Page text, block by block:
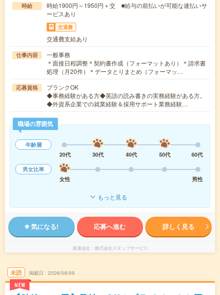
時給
時給1900円～1950円＋交 ■給与の前払いが可能な速払いサ
ービスあり
交通費
交通費支給あり
仕事内容
一般事務
＊面接日程調整＊契約書作成（フォーマットあり）＊請求書
処理（月20件）＊データとりまとめ（フォーマッ…
応募資格
ブランクOK
◆事務経験がある方◆英語の読み書きの実務経験がある方。
◆外資系企業での就業経験＆採用サポート業務経験…
職場の雰囲気
年齢層
20代
30代 40代 50代
60代
男女比率
女性
男性
もっと見る
気になる! 応募へ進む 詳しく見る
派遣会社 株式会社スタッフサービス
未読
NEW
掲載日 2026/08/09